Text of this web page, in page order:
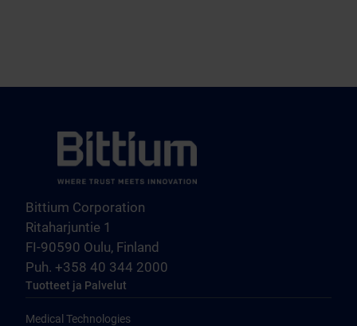
Bittium Corporation
Ritaharjuntie 1
FI-90590 Oulu, Finland
Puh. +358 40 344 2000
Tuotteet ja Palvelut
Medical Technologies